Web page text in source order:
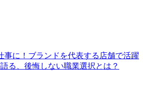
事に！ブランドを代表する店舗で活躍
る、後悔しない職業選択とは？